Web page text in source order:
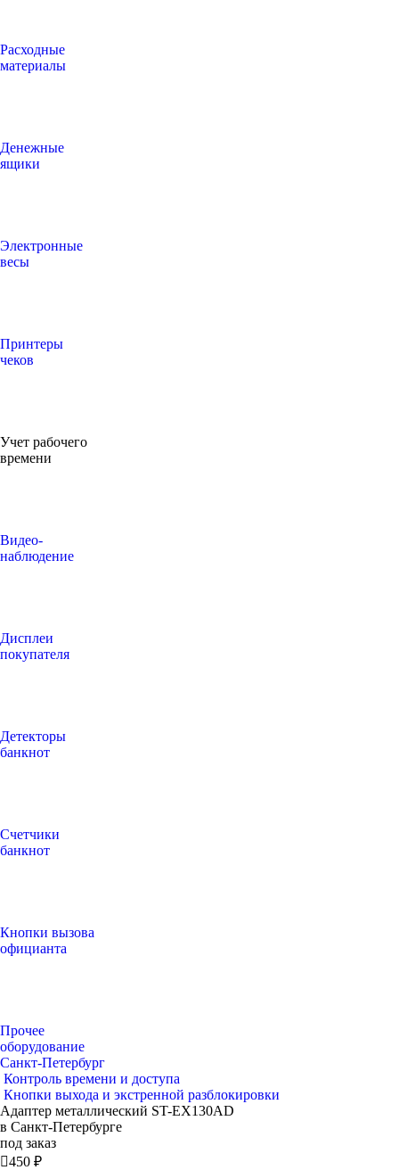
Расходные
материалы
Денежные
ящики
Электронные
весы
Принтеры
чеков
Учет рабочего
времени
Видео‑
наблюдение
Дисплеи
покупателя
Детекторы
банкнот
Счетчики
банкнот
Кнопки вызова
официанта
Прочее
оборудование
Санкт-Петербург
Контроль времени и доступа
Кнопки выхода и экстренной разблокировки
Адаптер металлический ST-EX130AD
в Санкт-Петербурге
под заказ
450 ₽